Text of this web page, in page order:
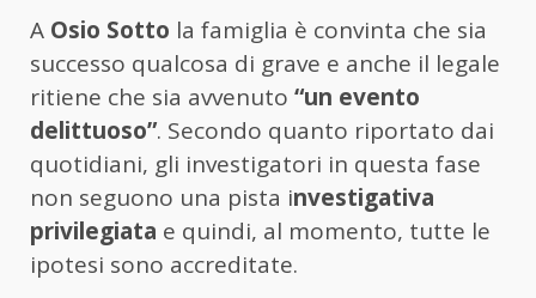
A Osio Sotto la famiglia è convinta che sia
successo qualcosa di grave e anche il legale
ritiene che sia avvenuto “un evento
delittuoso”. Secondo quanto riportato dai
quotidiani, gli investigatori in questa fase
non seguono una pista investigativa
privilegiata e quindi, al momento, tutte le
ipotesi sono accreditate.